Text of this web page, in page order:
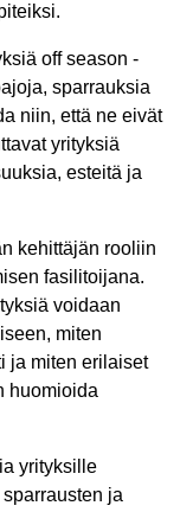
off season -
sparrauksia
niin, että ne eivät
yrityksiä
esteitä ja
kehittäjän rooliin
fasilitoijana.
voidaan
miten
ja miten erilaiset
huomioida
yrityksille
ja